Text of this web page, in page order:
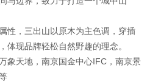
，三出山以原木为主色调，穿插
体现品牌轻松自然野趣的理念。
天地，南京国金中心IFC，南京景